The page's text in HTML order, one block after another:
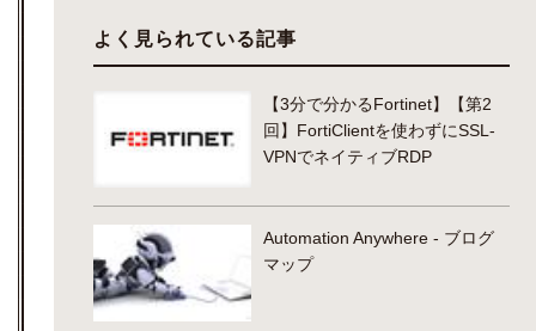
よく見られている記事
【3分で分かるFortinet】【第2
回】FortiClientを使わずにSSL-
VPNでネイティブRDP
Automation Anywhere - ブログ
マップ